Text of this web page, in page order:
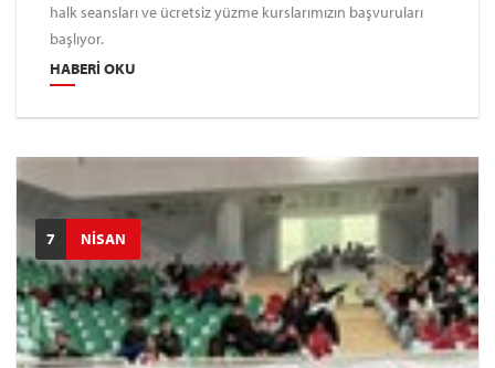
halk seansları ve ücretsiz yüzme kurslarımızın başvuruları
başlıyor.
HABERI OKU
7 NİSAN